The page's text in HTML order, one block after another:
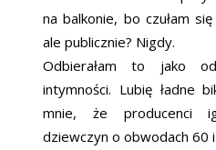
na balkonie, bo czułam
ale publicznie? Nigdy.
Odbierałam to jako
intymności. Lubię ładne
mnie, że producenci
dziewczyn o obwodach 60